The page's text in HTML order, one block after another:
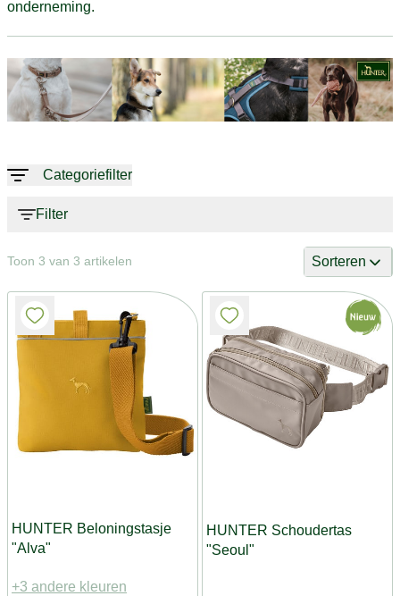
onderneming.
Categoriefilter
Filter
Toon 3 van 3 artikelen Sorteren
HUNTER Beloningstasje
"Alva"
+3 andere kleuren
HUNTER Schoudertas
"Seoul"